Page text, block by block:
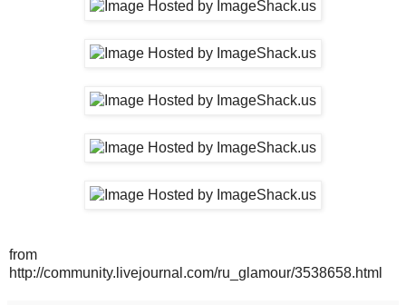
from
http://community.livejournal.com/ru_glamour/3538658.html